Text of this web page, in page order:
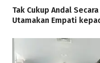
Tak Cukup Andal
Utamakan Empati